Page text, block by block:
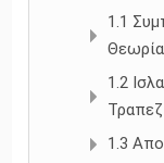
1.1
Θεωρία
1.2
1.3